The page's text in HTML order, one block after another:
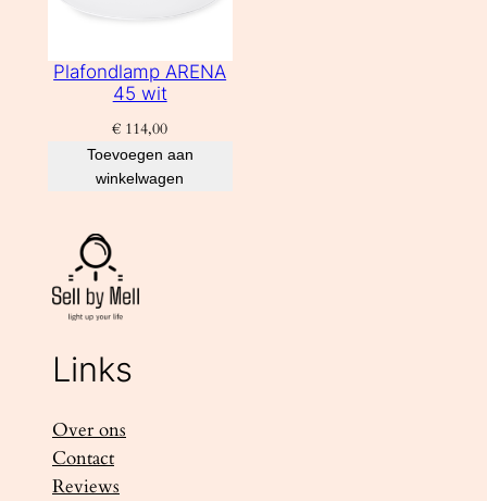
Plafondlamp ARENA
45 wit
€ 114,00
Toevoegen aan
winkelwagen
Links
Over ons
Contact
Reviews